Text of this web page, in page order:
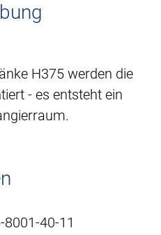
H375 werden die
- es entsteht ein
8001-40-11